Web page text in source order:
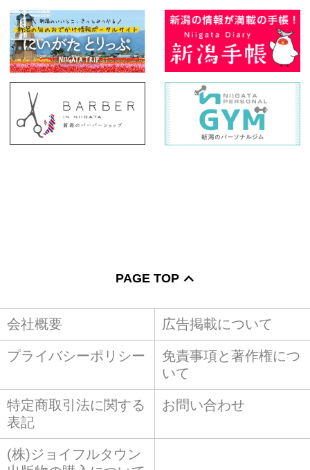
PAGE TOP
会社概要 広告掲載について
プライバシーポリシー
免責事項と著作権につ
いて
特定商取引法に関する
表記
お問い合わせ
(株)ジョイフルタウン